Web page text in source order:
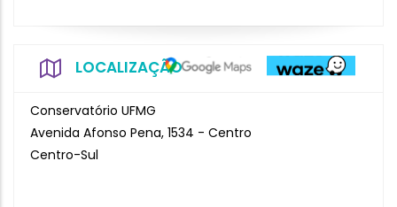
LOCALIZAÇÃO
Conservatório UFMG
Avenida Afonso Pena, 1534 - Centro
Centro-Sul